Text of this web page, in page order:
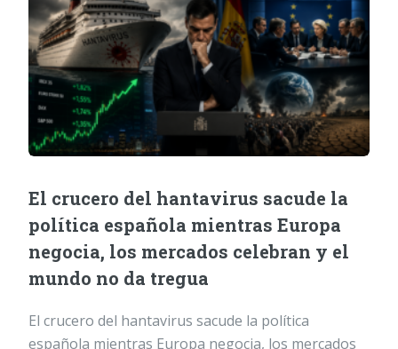
El crucero del hantavirus sacude la
política española mientras Europa
negocia, los mercados celebran y el
mundo no da tregua
El crucero del hantavirus sacude la política
española mientras Europa negocia, los mercados